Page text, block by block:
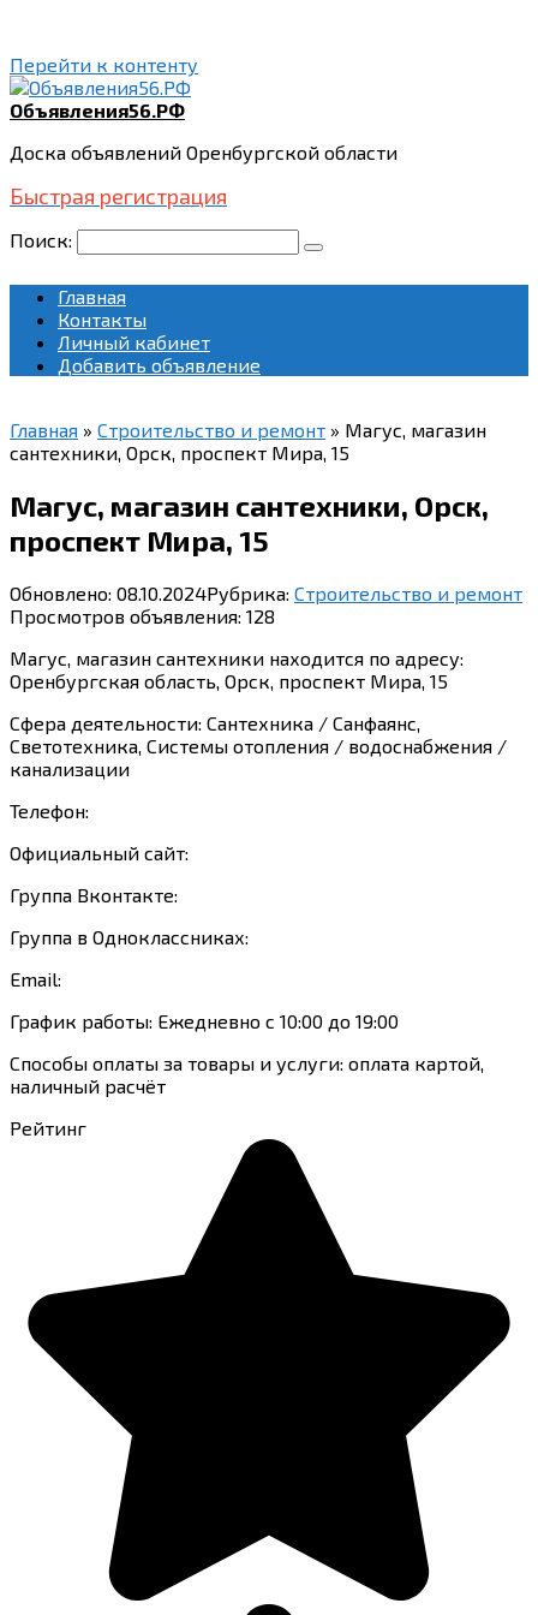
Перейти к контенту
Объявления56.РФ
Доска объявлений Оренбургской области
Быстрая регистрация
Поиск:
Главная
Контакты
Личный кабинет
Добавить объявление
Главная » Строительство и ремонт » Магус, магазин
сантехники, Орск, проспект Мира, 15
Магус, магазин сантехники, Орск,
проспект Мира, 15
Обновлено: 08.10.2024Рубрика: Строительство и ремонт
Просмотров объявления: 128
Магус, магазин сантехники находится по адресу:
Оренбургская область, Орск, проспект Мира, 15
Сфера деятельности: Сантехника / Санфаянс,
Светотехника, Системы отопления / водоснабжения /
канализации
Телефон:
Официальный сайт:
Группа Вконтакте:
Группа в Одноклассниках:
Email:
График работы: Ежедневно с 10:00 до 19:00
Способы оплаты за товары и услуги: оплата картой,
наличный расчёт
Рейтинг